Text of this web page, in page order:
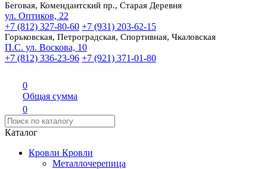
Беговая, Комендантский пр., Старая Деревня
ул. Оптиков, 22
+7 (812) 327-80-60 +7 (931) 203-62-15
Горьковская, Петроградская, Спортивная, Чкаловская
П.С. ул. Воскова, 10
+7 (812) 336-23-96 +7 (921) 371-01-80
0
Общая сумма
0
Каталог
Кровли Кровли
Металлочерепица